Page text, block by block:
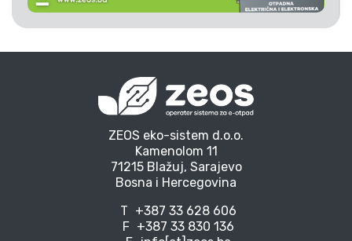
ZEOS eko-sistem d.o.o.
Kamenolom 11
71215 Blažuj, Sarajevo
Bosna i Hercegovina
T +387 33 628 606
F +387 33 830 136